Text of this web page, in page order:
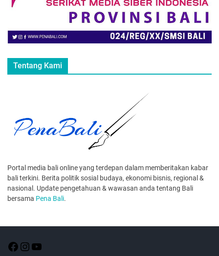
Tentang Kami
Portal media bali online yang terdepan dalam memberitakan kabar
bali terkini. Berita politik sosial budaya, ekonomi bisnis, regional &
nasional. Update pengetahuan & wawasan anda tentang Bali
bersama Pena Bali.